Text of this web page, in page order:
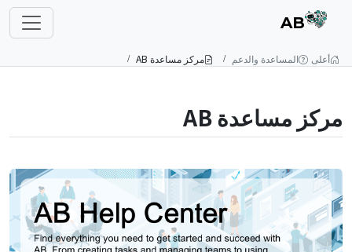
AB
أعلى المساعدة والدعم مركز مساعدة AB
مركز مساعدة AB